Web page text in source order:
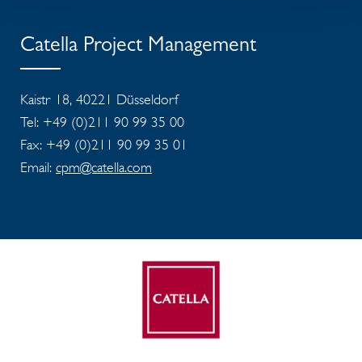
Catella Project Management
Kaistr 18, 40221 Düsseldorf
Tel: +49 (0)211 90 99 35 00
Fax: +49 (0)211 90 99 35 01
Email: cpm@catella.com